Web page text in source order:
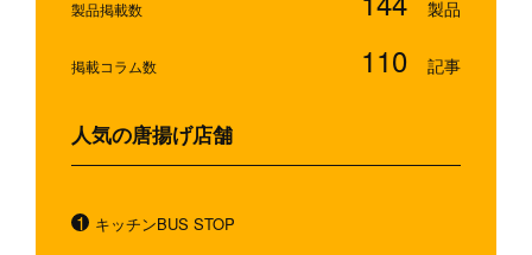
製品掲載数
掲載コラム数 110
人気の唐揚げ店舗
キッチンBUS STOP